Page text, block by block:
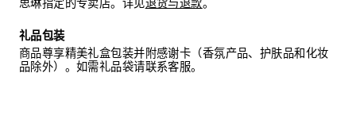
思琳指定的专卖店。详见退货与退款。
礼品包装
商品尊享精美礼盒包装并附感谢卡（香氛产品、护肤品和化妆
品除外）。如需礼品袋请联系客服。